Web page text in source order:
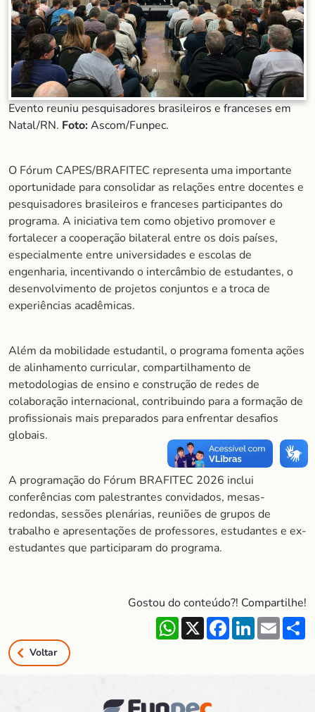
Evento reuniu pesquisadores brasileiros e franceses em
Natal/RN. Foto:Ascom/Funpec.
O Fórum CAPES/BRAFITEC representa uma importante
oportunidade para consolidar as relações entre docentes e
pesquisadores brasileiros e franceses participantes do
programa. A iniciativa tem como objetivo promover e
fortalecer a cooperação bilateral entre os dois países,
especialmente entre universidades e escolas de
engenharia, incentivando o intercâmbio de estudantes, o
desenvolvimento de projetos conjuntos e a troca de
experiências acadêmicas.
Além da mobilidade estudantil, o programa fomenta ações
de alinhamento curricular, compartilhamento de
metodologias de ensino e construção de redes de
colaboração internacional, contribuindo para a formação de
profissionais mais preparados para enfrentar desafios
globais.
A programação do Fórum BRAFITEC 2026 inclui
conferências com palestrantes convidados, mesas-
redondas, sessões plenárias, reuniões de grupos de
trabalho e apresentações de professores, estudantes e ex-
estudantes que participaram do programa.
Gostou do conteúdo?! Compartilhe!
WhatsApp
X FacebookLinkedIn
Email
Voltar